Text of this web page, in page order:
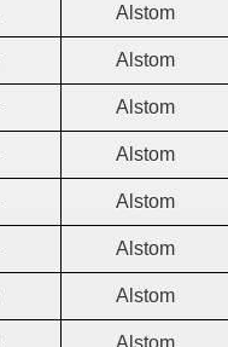
Alstom
Alstom
Alstom
Alstom
Alstom
Alstom
Alstom
Alstom